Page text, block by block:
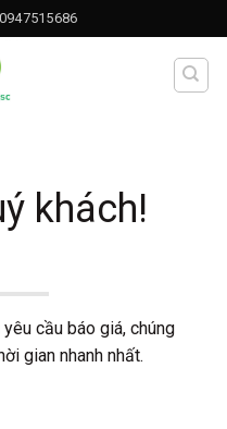
0947515686
khách!
cầu báo giá, chúng
gian nhanh nhất.